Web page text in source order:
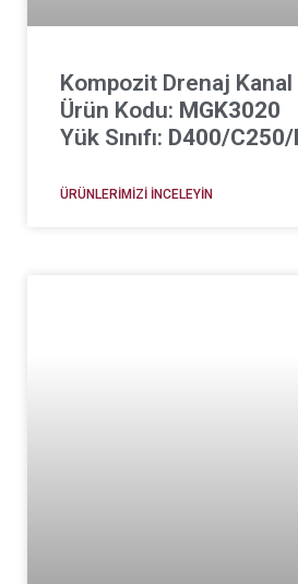
Kompozit Drenaj Kanal
Ürün Kodu: MGK3020
Yük Sınıfı: D400/C250/
ÜRÜNLERIMIZI İNCELEYIN